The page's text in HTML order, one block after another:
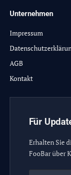
Unternehmen
Impressum
AGB
Kontakt
Für
Erhalten Sie
FooBar über